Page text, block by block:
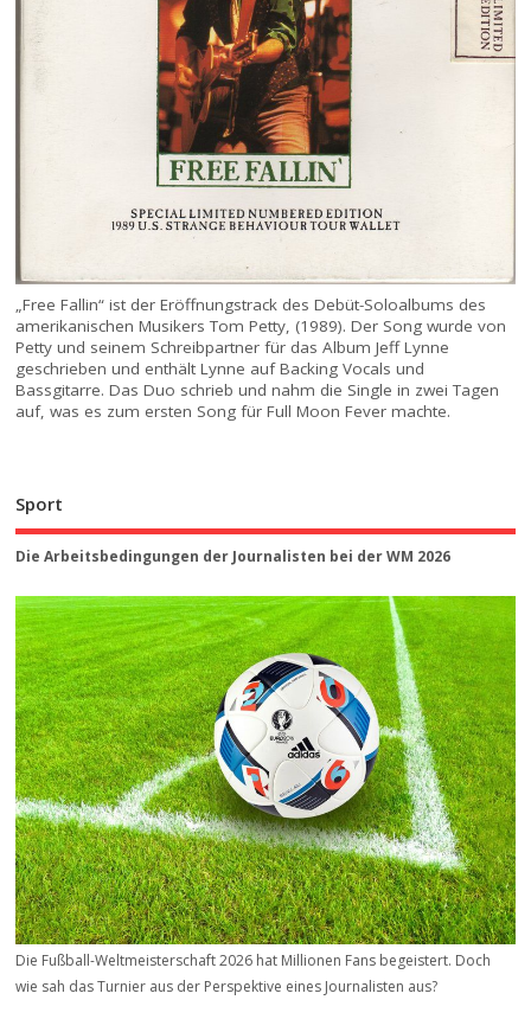
„Free Fallin“ ist der Eröffnungstrack des Debüt-Soloalbums des
amerikanischen Musikers Tom Petty, (1989). Der Song wurde von
Petty und seinem Schreibpartner für das Album Jeff Lynne
geschrieben und enthält Lynne auf Backing Vocals und
Bassgitarre. Das Duo schrieb und nahm die Single in zwei Tagen
auf, was es zum ersten Song für Full Moon Fever machte.
Sport
Die Arbeitsbedingungen der Journalisten bei der WM 2026
Die Fußball-Weltmeisterschaft 2026 hat Millionen Fans begeistert. Doch
wie sah das Turnier aus der Perspektive eines Journalisten aus?